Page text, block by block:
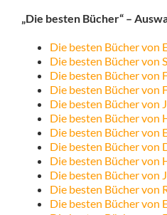
„Die besten Bücher“ –
Die besten Bücher von
Die besten Bücher von
Die besten Bücher von
Die besten Bücher von
Die besten Bücher von
Die besten Bücher von
Die besten Bücher von
Die besten Bücher von
Die besten Bücher von
Die besten Bücher von
Die besten Bücher von
Die besten Bücher von